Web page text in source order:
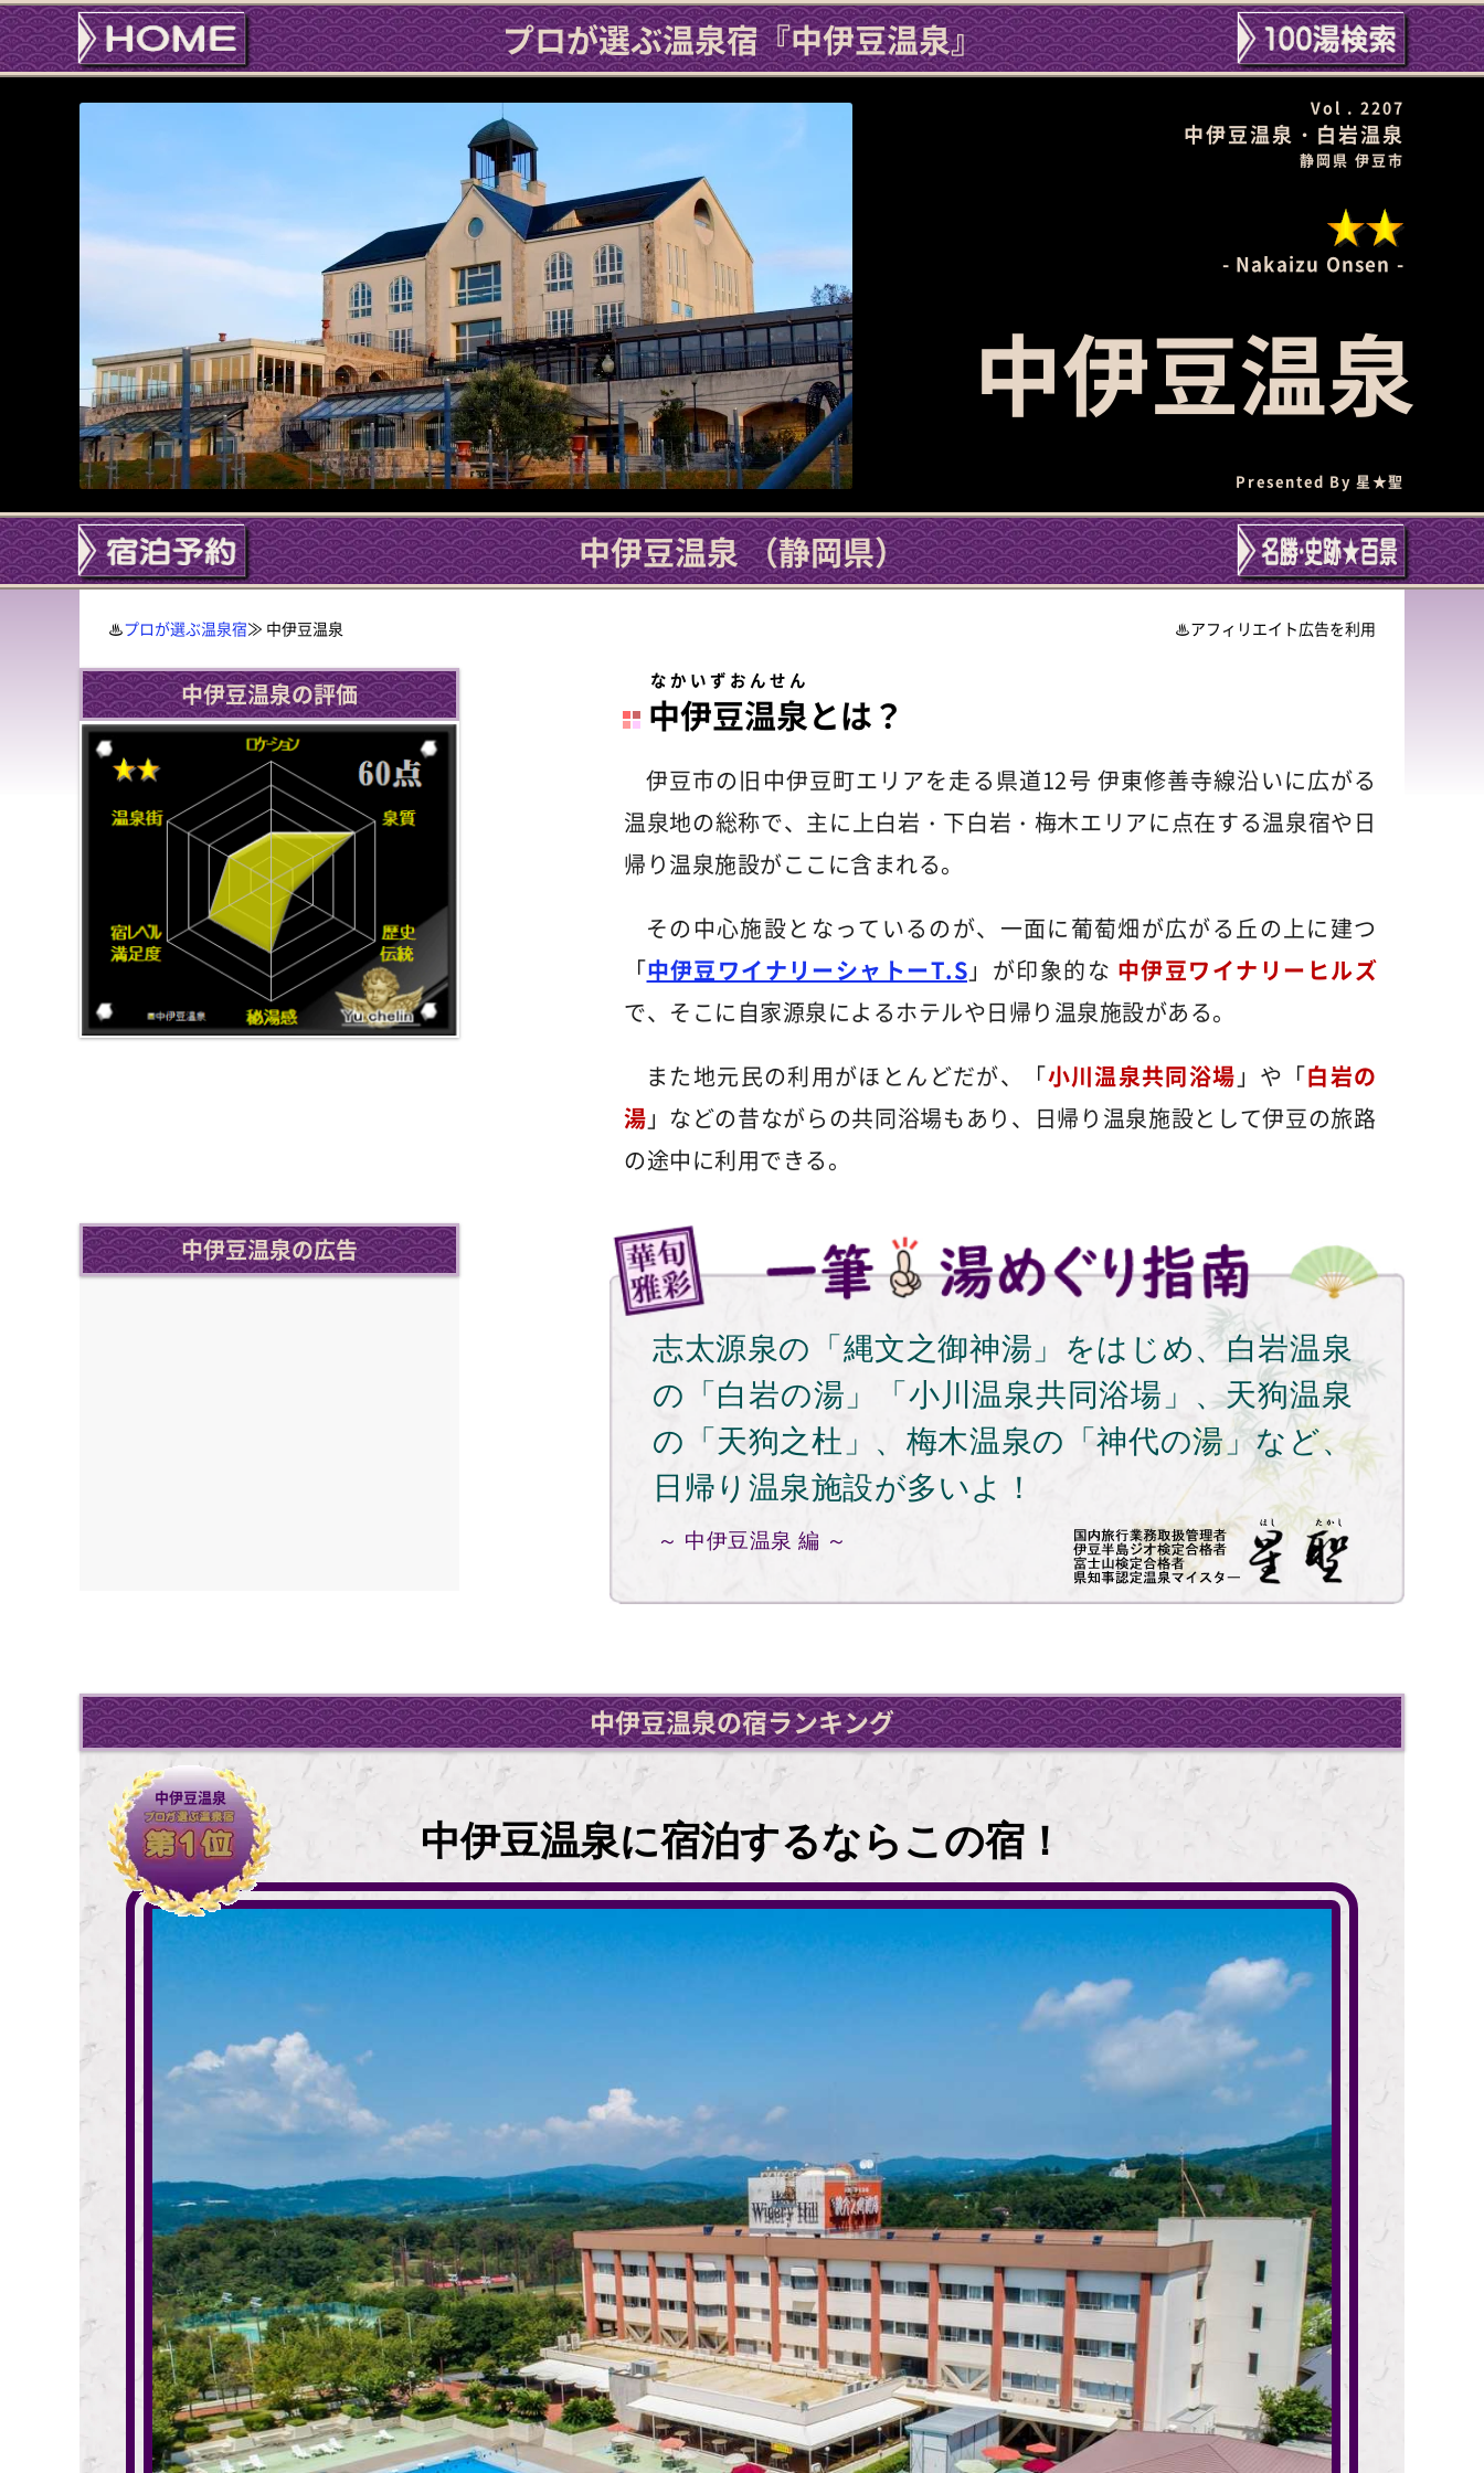
プロが選ぶ温泉宿『中伊豆温泉』
Vol . 2207
中伊豆温泉・白岩温泉
静岡県 伊豆市
Nakaizu Onsen
中伊豆温泉
Presented By星★聖
中伊豆温泉 （静岡県）
プロが選ぶ温泉宿≫ 中伊豆温泉 アフィリエイト広告を利用
中伊豆温泉
なかいずおんせん
とは？
伊豆市の旧中伊豆町エリアを走る県道12号 伊東修善寺線沿いに広がる
温泉地の総称で、主に上白岩・下白岩・梅木エリアに点在する温泉宿や日
帰り温泉施設がここに含まれる。
その中心施設となっているのが、一面に葡萄畑が広がる丘の上に建つ
「中伊豆ワイナリーシャトーT.S 」が印象的な 中伊豆ワイナリーヒルズ
で、そこに自家源泉によるホテルや日帰り温泉施設がある。
また地元民の利用がほとんどだが、「小川温泉共同浴場 」や「白岩の
湯 」などの昔ながらの共同浴場もあり、日帰り温泉施設として伊豆の旅路
の途中に利用できる。
志太源泉の「縄文之御神湯」をはじめ、白岩温泉
の「白岩の湯」「小川温泉共同浴場」、天狗温泉
の「天狗之杜」、梅木温泉の「神代の湯」など、
日帰り温泉施設が多いよ！
～ 中伊豆温泉 編 ～
中伊豆温泉の評価
中伊豆温泉の広告
中伊豆温泉の宿ランキング
中伊豆温泉
中伊豆温泉に宿泊するならこの宿！